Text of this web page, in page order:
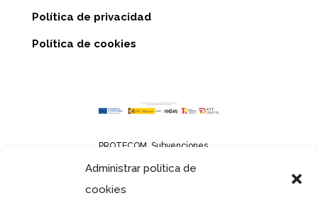
Administrar política de
cookies
Política de privacidad
Política de cookies
PROTECOM. Subvenciones
para el mantenimiento del
empleo, la transición